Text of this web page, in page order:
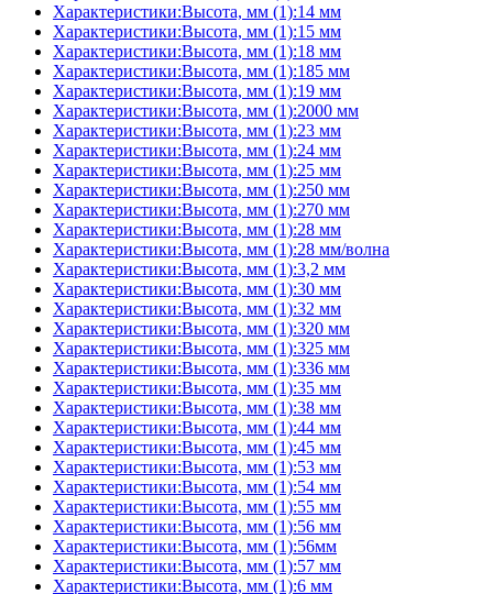
Характеристики:Высота, мм (1):14 мм
Характеристики:Высота, мм (1):15 мм
Характеристики:Высота, мм (1):18 мм
Характеристики:Высота, мм (1):185 мм
Характеристики:Высота, мм (1):19 мм
Характеристики:Высота, мм (1):2000 мм
Характеристики:Высота, мм (1):23 мм
Характеристики:Высота, мм (1):24 мм
Характеристики:Высота, мм (1):25 мм
Характеристики:Высота, мм (1):250 мм
Характеристики:Высота, мм (1):270 мм
Характеристики:Высота, мм (1):28 мм
Характеристики:Высота, мм (1):28 мм/волна
Характеристики:Высота, мм (1):3,2 мм
Характеристики:Высота, мм (1):30 мм
Характеристики:Высота, мм (1):32 мм
Характеристики:Высота, мм (1):320 мм
Характеристики:Высота, мм (1):325 мм
Характеристики:Высота, мм (1):336 мм
Характеристики:Высота, мм (1):35 мм
Характеристики:Высота, мм (1):38 мм
Характеристики:Высота, мм (1):44 мм
Характеристики:Высота, мм (1):45 мм
Характеристики:Высота, мм (1):53 мм
Характеристики:Высота, мм (1):54 мм
Характеристики:Высота, мм (1):55 мм
Характеристики:Высота, мм (1):56 мм
Характеристики:Высота, мм (1):56мм
Характеристики:Высота, мм (1):57 мм
Характеристики:Высота, мм (1):6 мм